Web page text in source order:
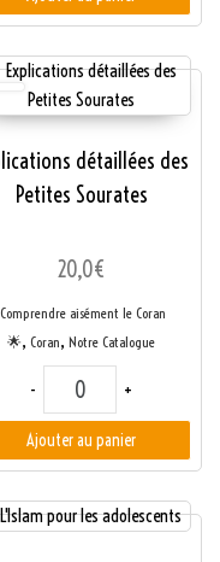
Spiritualité Musulmane
détaillées des
Petites Sourates
20,0€
Comprendre aisément le Coran
🌟, Coran, Notre Catalogue
- quantité de
+
Ajouter au panier